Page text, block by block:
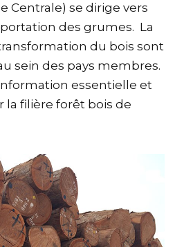
Centrale) se dirige vers
des grumes. La
du bois sont
sein des pays membres.
essentielle et
filière forêt bois de